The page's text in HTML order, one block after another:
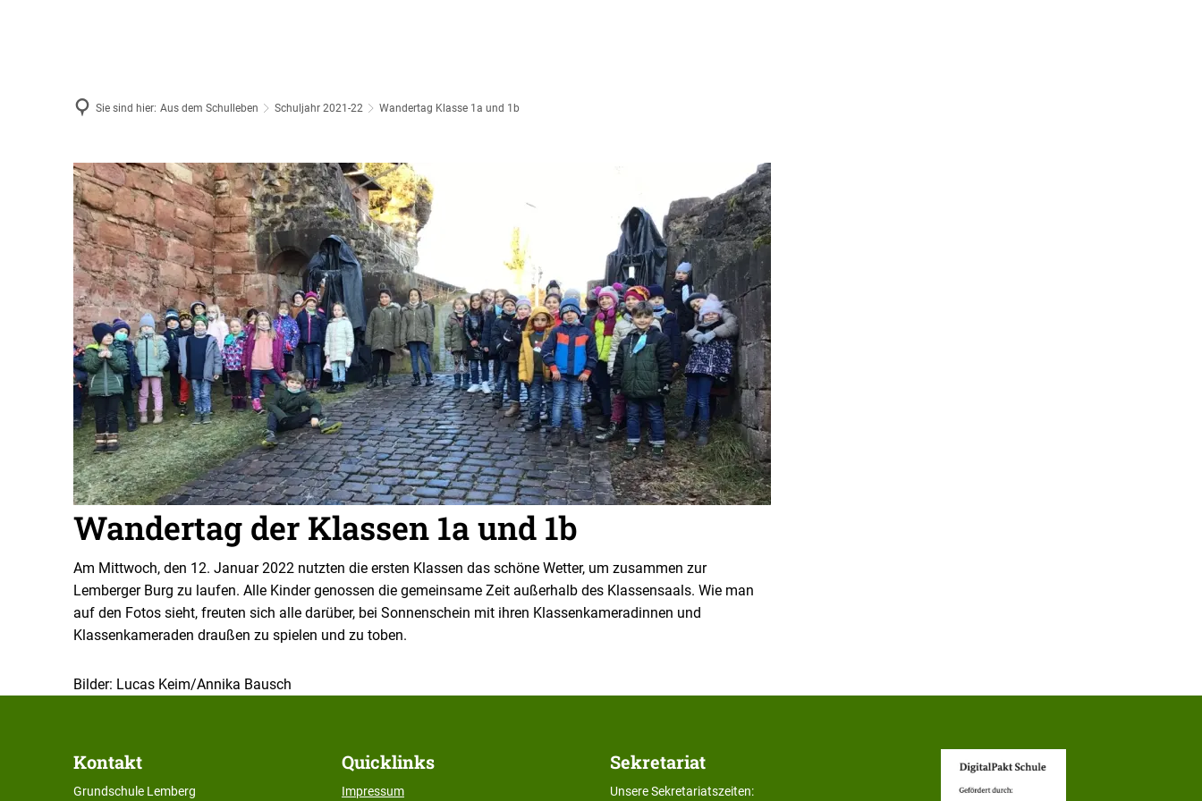
Sie sind hier: Aus dem Schulleben Schuljahr 2021-22 Wandertag Klasse 1a und 1b
Wandertag der Klassen 1a und 1b
Am Mittwoch, den 12. Januar 2022 nutzten die ersten Klassen das schöne Wetter, um zusammen zur
Lemberger Burg zu laufen. Alle Kinder genossen die gemeinsame Zeit außerhalb des Klassensaals. Wie man
auf den Fotos sieht, freuten sich alle darüber, bei Sonnenschein mit ihren Klassenkameradinnen und
Klassenkameraden draußen zu spielen und zu toben.
Bilder: Lucas Keim/Annika Bausch
Kontakt
Grundschule Lemberg
Quicklinks
Impressum
Sekretariat
Unsere Sekretariatszeiten: